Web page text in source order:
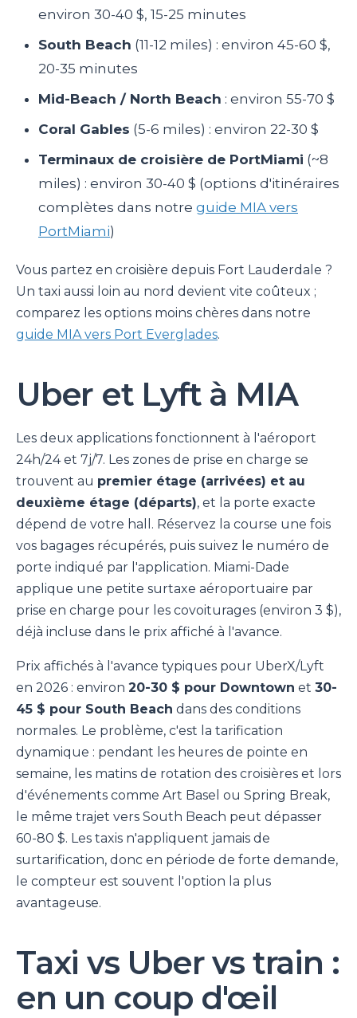
environ 30-40 $, 15-25 minutes
South Beach (11-12 miles) : environ 45-60 $,
20-35 minutes
Mid-Beach / North Beach : environ 55-70 $
Coral Gables (5-6 miles) : environ 22-30 $
Terminaux de croisière de PortMiami (~8
miles) : environ 30-40 $ (options d'itinéraires
complètes dans notre guide MIA vers
PortMiami)
Vous partez en croisière depuis Fort Lauderdale ?
Un taxi aussi loin au nord devient vite coûteux ;
comparez les options moins chères dans notre
guide MIA vers Port Everglades.
Uber et Lyft à MIA
Les deux applications fonctionnent à l'aéroport
24h/24 et 7j/7. Les zones de prise en charge se
trouvent au premier étage (arrivées) et au
deuxième étage (départs), et la porte exacte
dépend de votre hall. Réservez la course une fois
vos bagages récupérés, puis suivez le numéro de
porte indiqué par l'application. Miami-Dade
applique une petite surtaxe aéroportuaire par
prise en charge pour les covoiturages (environ 3 $),
déjà incluse dans le prix affiché à l'avance.
Prix affichés à l'avance typiques pour UberX/Lyft
en 2026 : environ 20-30 $ pour Downtown et 30-
45 $ pour South Beach dans des conditions
normales. Le problème, c'est la tarification
dynamique : pendant les heures de pointe en
semaine, les matins de rotation des croisières et lors
d'événements comme Art Basel ou Spring Break,
le même trajet vers South Beach peut dépasser
60-80 $. Les taxis n'appliquent jamais de
surtarification, donc en période de forte demande,
le compteur est souvent l'option la plus
avantageuse.
Taxi vs Uber vs train :
en un coup d'œil